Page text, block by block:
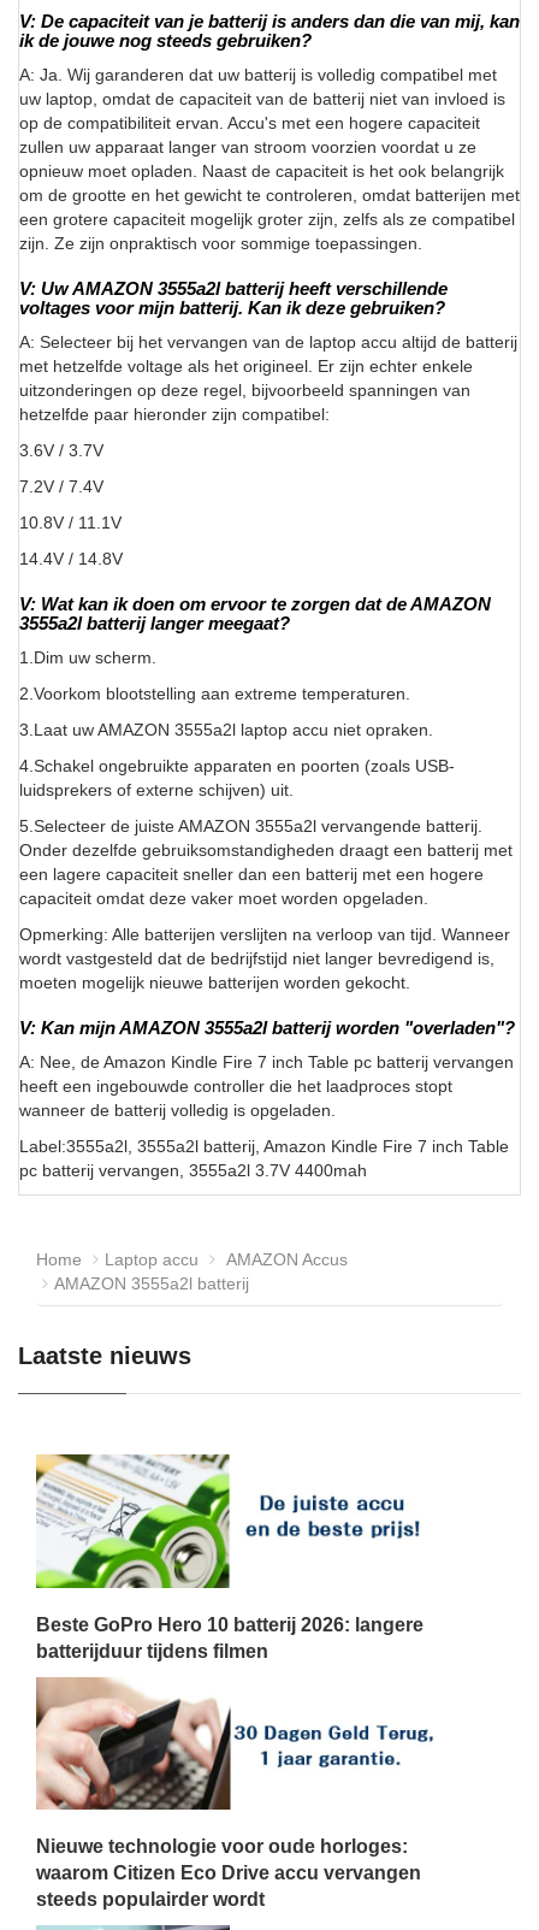
V: De capaciteit van je batterij is anders dan die van mij, kan
ik de jouwe nog steeds gebruiken?
A: Ja. Wij garanderen dat uw batterij is volledig compatibel met
uw laptop, omdat de capaciteit van de batterij niet van invloed is
op de compatibiliteit ervan. Accu's met een hogere capaciteit
zullen uw apparaat langer van stroom voorzien voordat u ze
opnieuw moet opladen. Naast de capaciteit is het ook belangrijk
om de grootte en het gewicht te controleren, omdat batterijen met
een grotere capaciteit mogelijk groter zijn, zelfs als ze compatibel
zijn. Ze zijn onpraktisch voor sommige toepassingen.
V: Uw AMAZON 3555a2l batterij heeft verschillende
voltages voor mijn batterij. Kan ik deze gebruiken?
A: Selecteer bij het vervangen van de laptop accu altijd de batterij
met hetzelfde voltage als het origineel. Er zijn echter enkele
uitzonderingen op deze regel, bijvoorbeeld spanningen van
hetzelfde paar hieronder zijn compatibel:
3.6V / 3.7V
7.2V / 7.4V
10.8V / 11.1V
14.4V / 14.8V
V: Wat kan ik doen om ervoor te zorgen dat de AMAZON
3555a2l batterij langer meegaat?
1.Dim uw scherm.
2.Voorkom blootstelling aan extreme temperaturen.
3.Laat uw AMAZON 3555a2l laptop accu niet opraken.
4.Schakel ongebruikte apparaten en poorten (zoals USB-
luidsprekers of externe schijven) uit.
5.Selecteer de juiste AMAZON 3555a2l vervangende batterij.
Onder dezelfde gebruiksomstandigheden draagt een batterij met
een lagere capaciteit sneller dan een batterij met een hogere
capaciteit omdat deze vaker moet worden opgeladen.
Opmerking: Alle batterijen verslijten na verloop van tijd. Wanneer
wordt vastgesteld dat de bedrijfstijd niet langer bevredigend is,
moeten mogelijk nieuwe batterijen worden gekocht.
V: Kan mijn AMAZON 3555a2l batterij worden "overladen"?
A: Nee, de Amazon Kindle Fire 7 inch Table pc batterij vervangen
heeft een ingebouwde controller die het laadproces stopt
wanneer de batterij volledig is opgeladen.
Label:3555a2l, 3555a2l batterij, Amazon Kindle Fire 7 inch Table
pc batterij vervangen, 3555a2l 3.7V 4400mah
Home Laptop accu
AMAZON Accus
AMAZON 3555a2l batterij
Laatste nieuws
Beste GoPro Hero 10 batterij 2026: langere
batterijduur tijdens filmen
Nieuwe technologie voor oude horloges:
waarom Citizen Eco Drive accu vervangen
steeds populairder wordt